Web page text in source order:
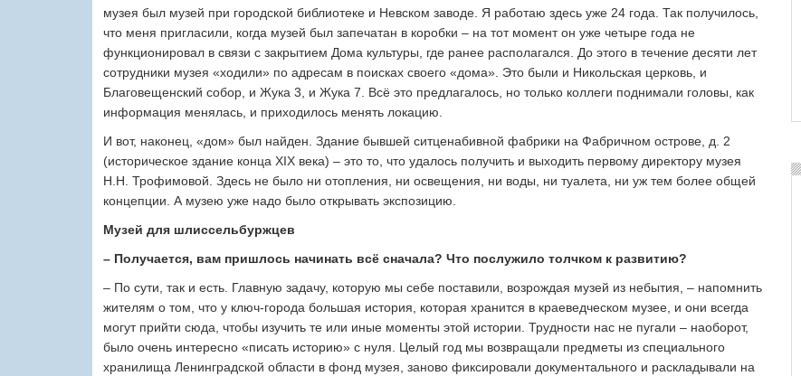
музея был музей при городской библиотеке и Невском заводе. Я работаю здесь уже 24 года. Так получилось,
что меня пригласили, когда музей был запечатан в коробки – на тот момент он уже четыре года не
функционировал в связи с закрытием Дома культуры, где ранее располагался. До этого в течение десяти лет
сотрудники музея «ходили» по адресам в поисках своего «дома». Это были и Никольская церковь, и
Благовещенский собор, и Жука 3, и Жука 7. Всё это предлагалось, но только коллеги поднимали головы, как
информация менялась, и приходилось менять локацию.
И вот, наконец, «дом» был найден. Здание бывшей ситценабивной фабрики на Фабричном острове, д. 2
(историческое здание конца XIX века) – это то, что удалось получить и выходить первому директору музея
Н.Н. Трофимовой. Здесь не было ни отопления, ни освещения, ни воды, ни туалета, ни уж тем более общей
концепции. А музею уже надо было открывать экспозицию.
Музей для шлиссельбуржцев
– Получается, вам пришлось начинать всё сначала? Что послужило толчком к развитию?
– По сути, так и есть. Главную задачу, которую мы себе поставили, возрождая музей из небытия, – напомнить
жителям о том, что у ключ-города большая история, которая хранится в краеведческом музее, и они всегда
могут прийти сюда, чтобы изучить те или иные моменты этой истории. Трудности нас не пугали – наоборот,
было очень интересно «писать историю» с нуля. Целый год мы возвращали предметы из специального
хранилища Ленинградской области в фонд музея, заново фиксировали документального и раскладывали на